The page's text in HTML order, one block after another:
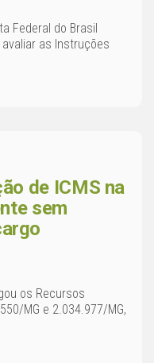
Federal do Brasil
as Instruções
de ICMS na
sem
os Recursos
MG e 2.034.977/MG,